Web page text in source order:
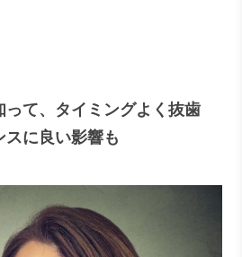
って、タイミングよく抜歯
スに良い影響も